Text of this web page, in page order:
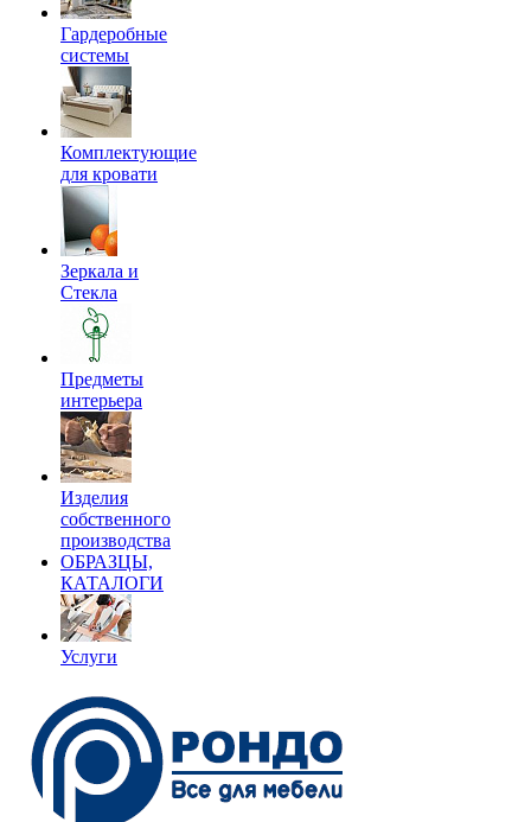
Гардеробные
системы
Комплектующие
для кровати
Зеркала и
Стекла
Предметы
интерьера
Изделия
собственного
производства
ОБРАЗЦЫ,
КАТАЛОГИ
Услуги